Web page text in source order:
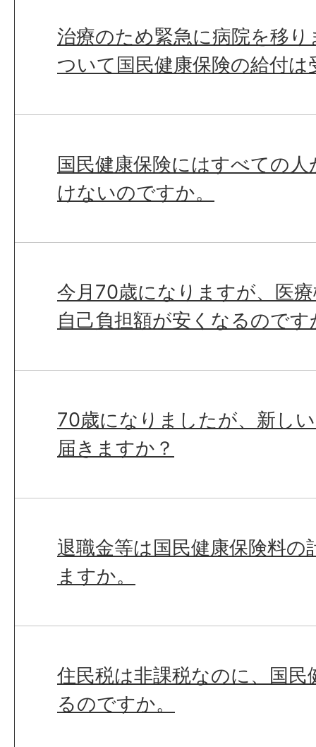
治療のため緊急に病院を移
ついて国民健康保険の給付
国民健康保険にはすべての
けないのですか。
今月70歳になりますが、医
自己負担額が安くなるのです
70歳になりましたが、新し
届きますか？
退職金等は国民健康保険料の
ますか。
住民税は非課税なのに、国民
るのですか。